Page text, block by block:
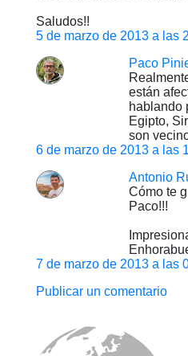
Saludos!!
5 de marzo de 2013 a las
Paco
están
hablando
Egipto,
son
6 de marzo de 2013 a las
Antonio
Cómo te
Paco!!!
7 de marzo de 2013 a las
Publicar un comentario